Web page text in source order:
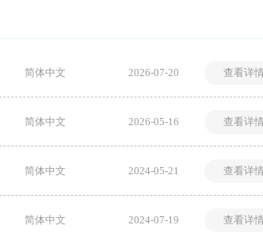
简体中文 2026-07-20 查看详
简体中文 2026-05-16 查看详
简体中文 2024-05-21 查看详
简体中文 2024-07-19 查看详